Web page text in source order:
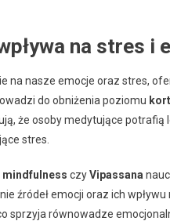
na stres i
na nasze emocje oraz stres,
do obniżenia poziomu
że osoby medytujące
stres.
mindfulness czyVipassana
źródeł emocji oraz ich
sprzyja równowadze